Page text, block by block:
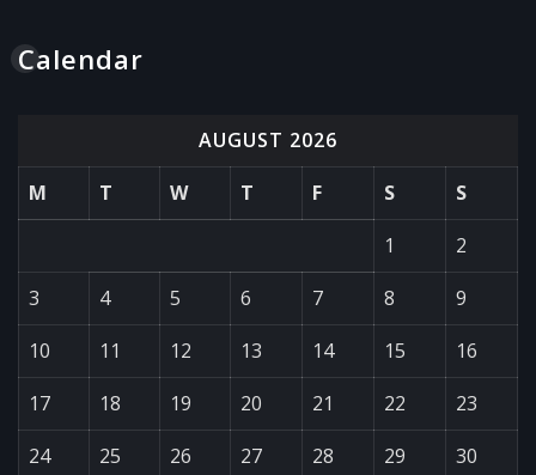
Calendar
AUGUST 2026
M
T W T F S
S
1
2
3
4 5 6 7 8
9
10
11 12 13 14 15
16
17
18 19 20 21 22
23
24
25 26 27 28 29
30